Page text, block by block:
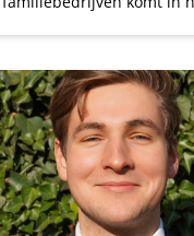
uitgekeerde winsten.